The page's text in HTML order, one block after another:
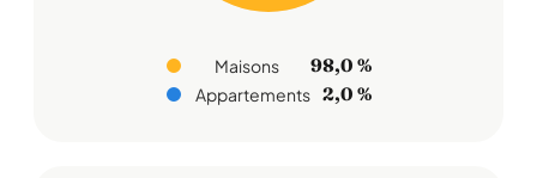
Maisons 98,0 %
Appartements 2,0 %